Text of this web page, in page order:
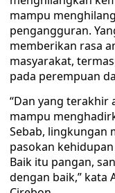
mampu
pengangguran.
memberikan rasa
masyarakat,
pada perempuan
“Dan yang terakhir
mampu
Sebab, lingkungan
pasokan
Baik itu pangan,
dengan baik,” kata